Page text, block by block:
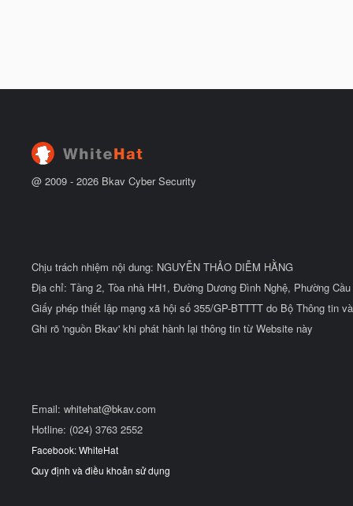
@ 2009 - 2026 Bkav Cyber Security
Chịu trách nhiệm nội dung: NGUYỄN THẢO DIỄM HẰNG
Địa chỉ: Tầng 2, Tòa nhà HH1, Đường Dương Đình Nghệ, Phường
Giấy phép thiết lập mạng xã hội số 355/GP-BTTTT do Bộ Thông tin
Ghi rõ 'nguồn Bkav' khi phát hành lại thông tin từ Website này
Email: whitehat@bkav.com
Hotline: (024) 3763 2552
Facebook: WhiteHat
Quy định và điều khoản sử dụng